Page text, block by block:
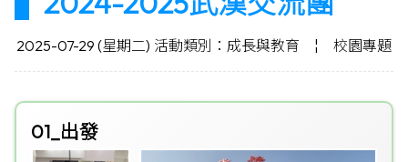
2025-07-29 (星期二) 活動類別：成長與教育 ¦ 校園專題
01_出發